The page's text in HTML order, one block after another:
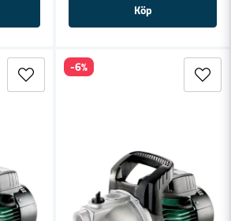
Köp
-6%